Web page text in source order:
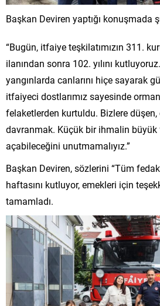
Başkan Deviren yaptığı konuşmada
“Bugün, itfaiye teşkilatımızın 311.
ilanından sonra 102. yılını
yangınlarda canlarını hiçe sayarak
itfaiyeci dostlarımız sayesinde
felaketlerden kurtuldu. Bizlere düşen,
davranmak. Küçük bir ihmalin büyük
açabileceğini unutmamalıyız.”
Başkan Deviren, sözlerini “Tüm
haftasını kutluyor, emekleri için
tamamladı.